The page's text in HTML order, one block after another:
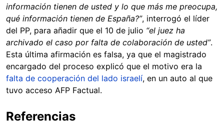
información tienen de usted y lo que más me preocupa,
qué información tienen de España?”, interrogó el líder
del PP, para añadir que el 10 de julio “el juez ha
archivado el caso por falta de colaboración de usted”.
Esta última afirmación es falsa, ya que el magistrado
encargado del proceso explicó que el motivo era la
falta de cooperación del lado israelí, en un auto al que
tuvo acceso AFP Factual.
Referencias